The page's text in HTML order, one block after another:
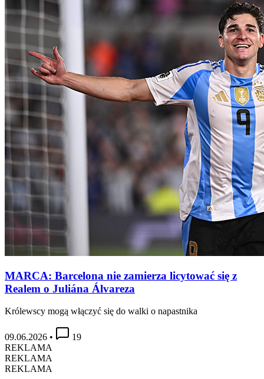
MARCA: Barcelona nie zamierza licytować się z
Realem o Juliána Álvareza
Królewscy mogą włączyć się do walki o napastnika
09.06.2026 •
19
REKLAMA
REKLAMA
REKLAMA